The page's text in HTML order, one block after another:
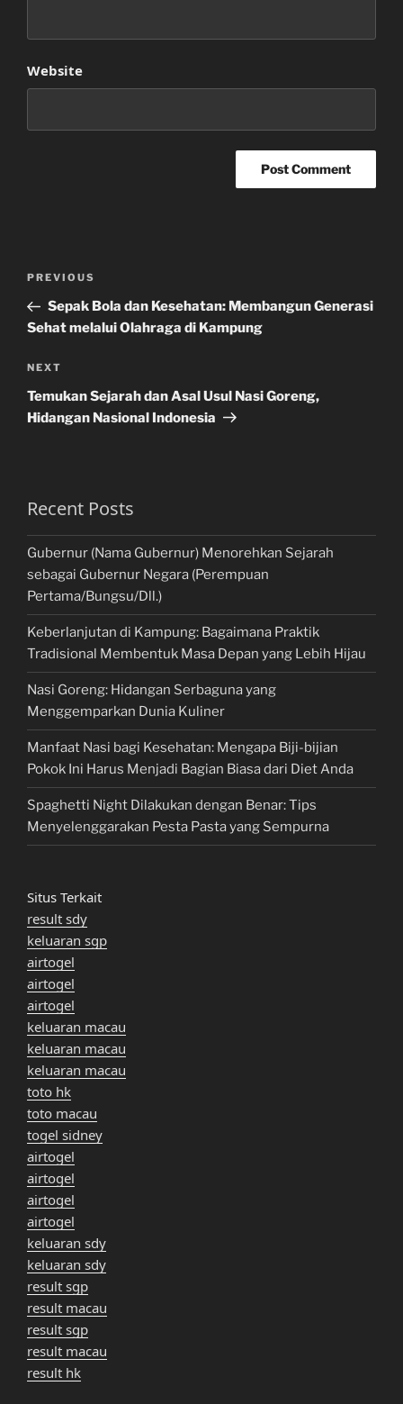
Website
Previous
Post
PREVIOUS
Sepak Bola dan Kesehatan: Membangun Generasi
Sehat melalui Olahraga di Kampung
Next
Post
NEXT
Temukan Sejarah dan Asal Usul Nasi Goreng,
Hidangan Nasional Indonesia
Recent Posts
Gubernur (Nama Gubernur) Menorehkan Sejarah
sebagai Gubernur Negara (Perempuan
Pertama/Bungsu/Dll.)
Keberlanjutan di Kampung: Bagaimana Praktik
Tradisional Membentuk Masa Depan yang Lebih Hijau
Nasi Goreng: Hidangan Serbaguna yang
Menggemparkan Dunia Kuliner
Manfaat Nasi bagi Kesehatan: Mengapa Biji-bijian
Pokok Ini Harus Menjadi Bagian Biasa dari Diet Anda
Spaghetti Night Dilakukan dengan Benar: Tips
Menyelenggarakan Pesta Pasta yang Sempurna
Situs Terkait
result sdy
keluaran sgp
airtogel
airtogel
airtogel
keluaran macau
keluaran macau
keluaran macau
toto hk
toto macau
togel sidney
airtogel
airtogel
airtogel
airtogel
keluaran sdy
keluaran sdy
result sgp
result macau
result sgp
result macau
result hk